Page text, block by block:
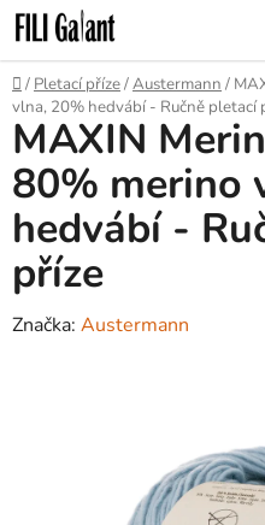
Přejít
na
obsah
Domů
/ Pletací příze/Austermann /
vlna, 20% hedvábí - Ručně pletací
MAXIN
80% merino
hedvábí -
příze
Značka: Austermann